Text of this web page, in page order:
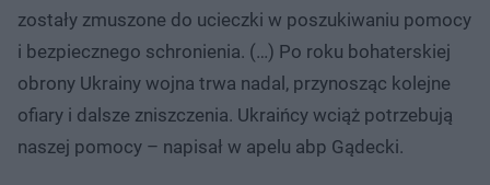
zostały zmuszone do ucieczki w poszukiwaniu pomocy
i bezpiecznego schronienia. (…) Po roku bohaterskiej
obrony Ukrainy wojna trwa nadal, przynosząc kolejne
ofiary i dalsze zniszczenia. Ukraińcy wciąż potrzebują
naszej pomocy – napisał w apelu abp Gądecki.